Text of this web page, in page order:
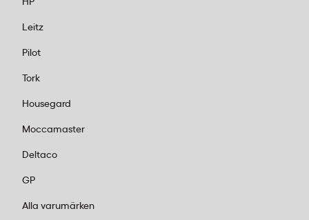
HP
Leitz
Pilot
Tork
Housegard
Moccamaster
Deltaco
GP
Alla varumärken